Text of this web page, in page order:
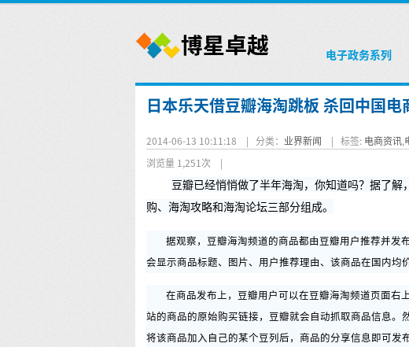
电子政务系列
日本乐天借豆瓣海淘跳板 杀回中国电
2014-06-13 10:11:18 | 分类： 业界新闻 | 标签: 电商资讯,
浏览量 1,251次 |
豆瓣已经悄悄做了半年海淘，你知道吗？据了
购、海淘攻略和海淘论坛三部分组成。
据观察，豆瓣海淘频道的商品都由豆瓣用户推荐并发
会显示商品标题、图片、用户推荐理由、该商品在国内均
在商品发布上，豆瓣用户可以在豆瓣海淘频道页面右
站的商品的原始购买链接，豆瓣就会自动抓取商品信息
将该商品加入自己的某个豆列后，商品的分享信息即可